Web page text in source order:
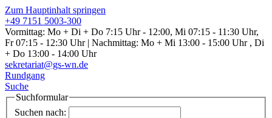
Zum Hauptinhalt springen
+49 7151 5003-300
Vormittag: Mo + Di + Do 7:15 Uhr - 12:00, Mi 07:15 - 11:30 Uhr,
Fr 07:15 - 12:30 Uhr | Nachmittag: Mo + Mi 13:00 - 15:00 Uhr , Di
+ Do 13:00 - 14:00 Uhr
sekretariat@gs-wn.de
Rundgang
Suche
Suchformular
Suchen nach: